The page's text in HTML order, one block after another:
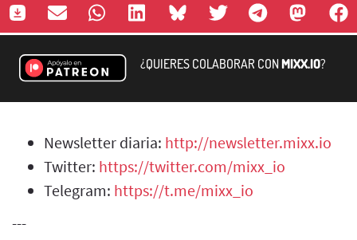
¿QUIERES COLABORAR CONMIXX.IO?
Newsletter diaria: http://newsletter.mixx.io
Twitter: https://twitter.com/mixx_io
Telegram: https://t.me/mixx_io
---